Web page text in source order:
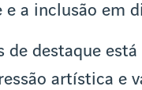
a inclusão em
de destaque
artística e